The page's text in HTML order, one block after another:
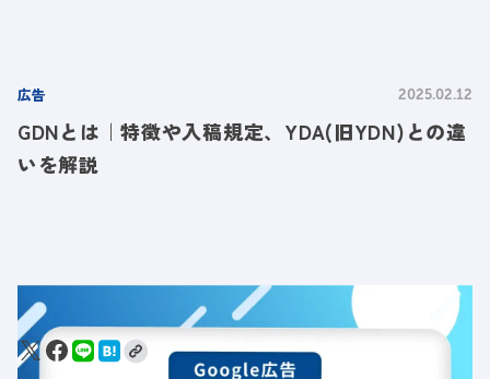
広告 2025.02.12
GDNとは｜特徴や入稿規定、YDA(旧YDN)との違
いを解説